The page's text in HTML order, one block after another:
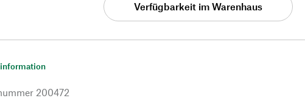
Verfügbarkeit im Warenhaus
200472